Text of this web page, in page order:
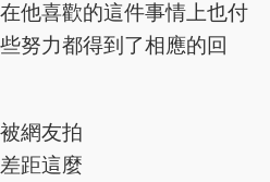
他喜歡的這件事情上也付
努力都得到了相應的回